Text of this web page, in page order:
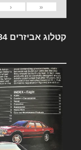
«
‹
קטלוג אביזרים Jeep 1984